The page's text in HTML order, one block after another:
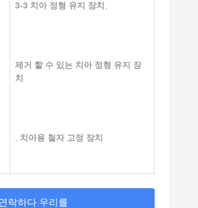
3-3 치아 정형 유지 장치
제거 할 수 있는 치아 정형 유지 장
치
치아용 철자 고정 장치
연락하다 우리를